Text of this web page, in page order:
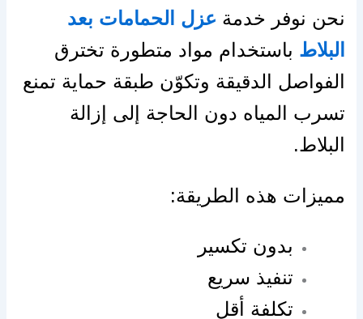
نحن نوفر خدمة عزل الحمامات بعد
البلاط باستخدام مواد متطورة تخترق
الفواصل الدقيقة وتكوّن طبقة حماية تمنع
تسرب المياه دون الحاجة إلى إزالة
البلاط.
مميزات هذه الطريقة:
بدون تكسير
تنفيذ سريع
تكلفة أقل